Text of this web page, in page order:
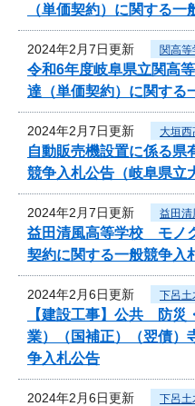
（単価契約）に関する一
2024年2月7日更新 関高等
令和6年度岐阜県立関高
達（単価契約）に関する
2024年2月7日更新 大垣
自動販売機設置に係る県
競争入札公告（岐阜県立
2024年2月7日更新 益田清
益田清風高等学校 モノ
契約に関する一般競争入
2024年2月6日更新 下呂土
【建設工事】公共 防災
業）（国補正）（翌債
争入札公告
2024年2月6日更新 下呂土